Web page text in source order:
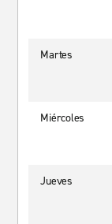
Martes
Miércoles
Jueves